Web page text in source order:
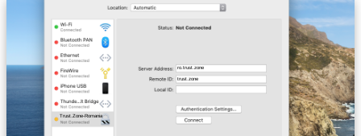
Trust.Zone-Romania
ro.trust.zone
trust.zone